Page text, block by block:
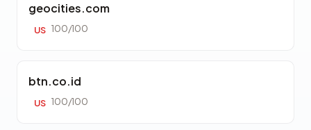
geocities.com
US 100/100
btn.co.id
US 100/100